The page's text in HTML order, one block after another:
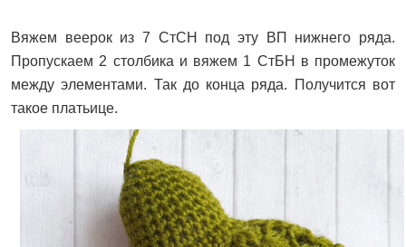
Вяжем веерок из 7 СтСН под эту ВП нижнего ряда.
Пропускаем 2 столбика и вяжем 1 СтБН в промежуток
между элементами. Так до конца ряда. Получится вот
такое платьице.